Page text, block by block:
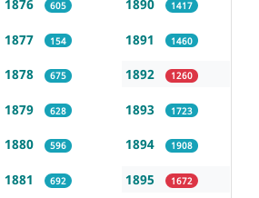
1876 605
1877 154
1878 675
1879 628
1880 596
1881 692
1890 1417
1891 1460
1892 1260
1893 1723
1894 1908
1895 1672